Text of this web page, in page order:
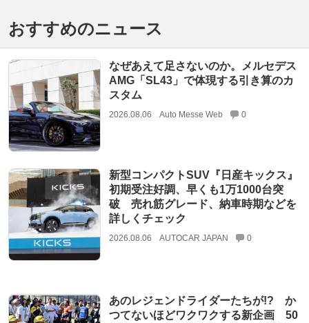
おすすめのニュース
なぜあえて足さないのか。メルセデス
AMG「SL43」で体現する引き算のカ
スタム
2026.08.06 Auto Messe Web 0
新型コンパクトSUV『日産キックス』
初期受注好調、早くも1万1000台突
破 売れ筋グレード、納車時期などを
詳しくチェック
2026.08.06 AUTOCAR JAPAN 0
あのレジェンドライダーたちが!? か
つてないほどワクワクする新企画 50